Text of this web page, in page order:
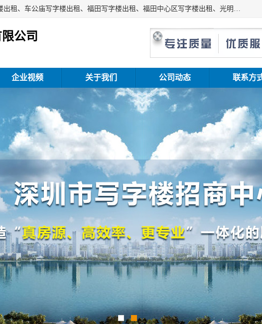
深圳鑫企通投资发展有限公司主营业务：宝安写字楼出租、车公庙写字楼出租、福田写字楼出租、福田中心区写字楼出租、光明写字楼出租、后海写字楼出租、科技园写字楼出租、南山写字楼出租等。公司专注为写字楼提供整体解决方案的化服务，依托于长期的写字楼线下运营经验和积累，以及丰富的互联网从业经验，拥有完善的服务架构体系、丰富的行业经验、与充分的销售资源。
公司
企业视频 关于我们 公司动态 联系方